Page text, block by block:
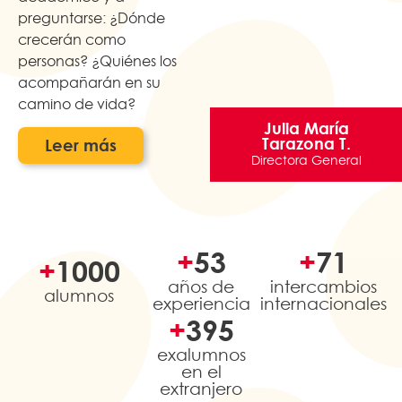
preguntarse: ¿Dónde
crecerán como
personas? ¿Quiénes los
acompañarán en su
camino de vida?
Leer más
Julia María
Tarazona T.
Directora General
alumnos
+1000 años de
experiencia
+55
intercambios
internacionales
+80
exalumnos
en el
extranjero
+500